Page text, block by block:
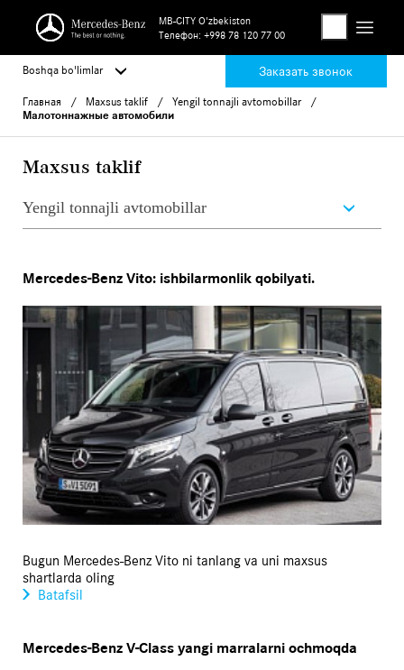
MB-CITY O'zbekiston
Телефон: +998 78 120 77 00
Boshqa bo'limlar Заказать звонок
Главная Maxsus taklif
Yengil tonnajli avtomobillar
Малотоннажные автомобили
Maxsus taklif
Yengil tonnajli avtomobillar
Mercedes-Benz Vito: ishbilarmonlik qobilyati.
Bugun Mercedes-Benz Vito ni tanlang va uni maxsus
shartlarda oling
Batafsil
Mercedes-Benz V-Class yangi marralarni ochmoqda